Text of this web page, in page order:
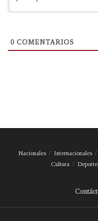
0 COMENTARIOS
Nacionales Internacionales
Cultura